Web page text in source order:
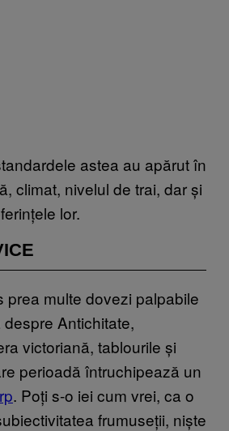
astea au apărut în
climat, nivelul de trai, dar și
lor.
prea multe dovezi palpabile
Antichitate,
victoriană, tablourile și
perioadă întruchipează un
. Poți s-o iei cum vrei, ca o
frumuseții, niște